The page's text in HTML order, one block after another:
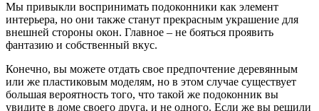
Мы привыкли воспринимать подоконники как элемент
интерьера, но они также станут прекрасным украшение для
внешней стороны окон. Главное – не бояться проявить
фантазию и собственный вкус.
Конечно, вы можете отдать свое предпочтение деревянным
или же пластиковым моделям, но в этом случае существует
большая вероятность того, что такой же подоконник вы
увидите в доме своего друга, и не одного. Если же вы решили